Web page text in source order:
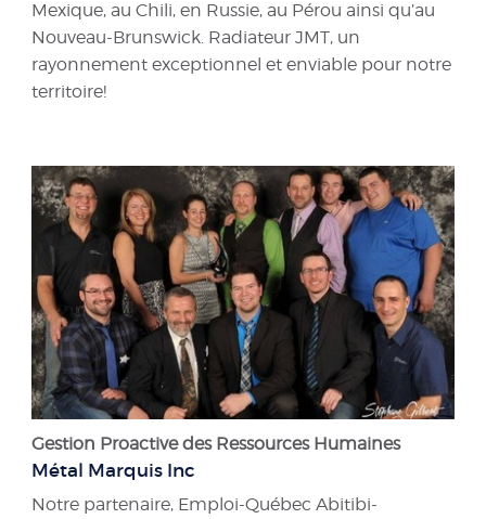
Mexique, au Chili, en Russie, au Pérou ainsi qu’au
Nouveau-Brunswick. Radiateur JMT, un
rayonnement exceptionnel et enviable pour notre
territoire!
Gestion Proactive des Ressources Humaines
Métal Marquis Inc
Notre partenaire, Emploi-Québec Abitibi-